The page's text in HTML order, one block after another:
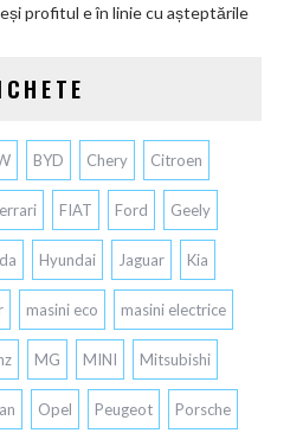
profitul e în linie cu așteptările
BYD Chery Citroen
FIAT Ford Geely
Hyundai Jaguar Kia
masini eco masini electrice
MG MINI Mitsubishi
Opel Peugeot Porsche